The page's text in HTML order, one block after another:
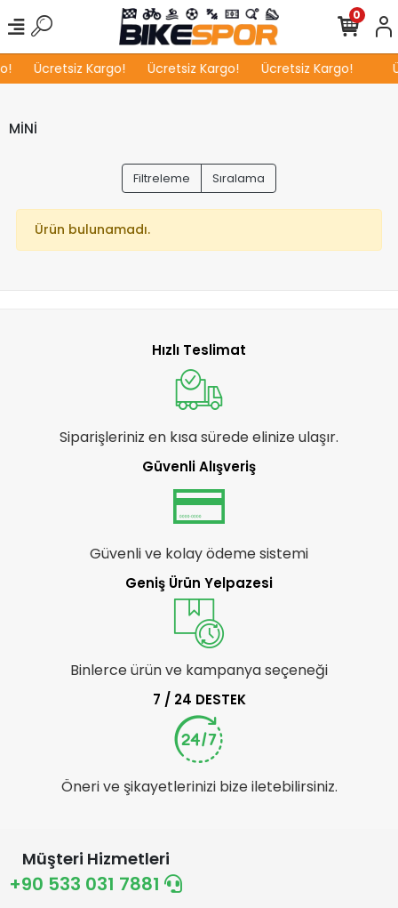
Ücretsiz Kargo! Ücretsiz Kargo! Ücretsiz Kargo!
0
MİNİ
Filtreleme Sıralama
Ürün bulunamadı.
Hızlı Teslimat
Siparişleriniz en kısa sürede elinize ulaşır.
Güvenli Alışveriş
Güvenli ve kolay ödeme sistemi
Geniş Ürün Yelpazesi
Binlerce ürün ve kampanya seçeneği
7 / 24 DESTEK
Öneri ve şikayetlerinizi bize iletebilirsiniz.
Müşteri Hizmetleri
+90 533 031 7881